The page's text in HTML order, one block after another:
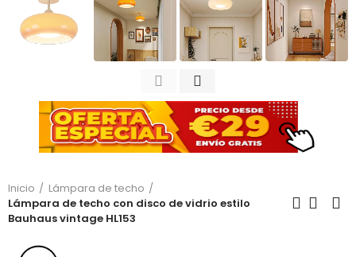
Inicio
Lámpara de techo
Lámpara de techo con disco de vidrio estilo
Bauhaus vintage HL153